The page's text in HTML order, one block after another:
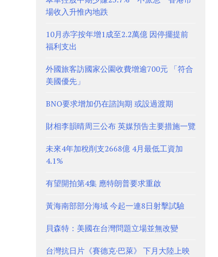
場收入升惟內地跌
10月赤字按年增1成至2.2萬億 因停擺提前
福利支出
外國旅客訪國家公園收費增逾700元 「符合
美國優先」
BNO要求增加仍在諮詢期 或設過渡期
財相李韻晴周三公布 英媒預告主要措施一覽
未來4年加稅削支2668億 4月最低工資加
4.1%
有望開拍第4集 應特朗普要求重啟
黃海南部部分海域 今起一連8日射擊試驗
貝森特：美國在台灣問題立場並無改變
台灣抗日片《賽德克·巴萊》 下月大陸上映